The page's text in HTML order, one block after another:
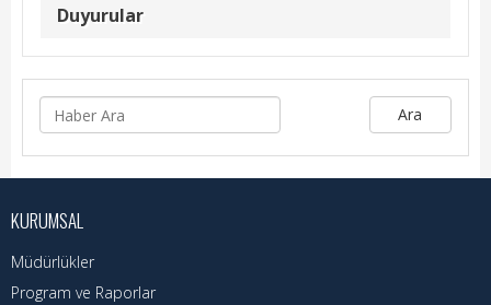
Fen İşleri
Park & Bahçe
İmar Müdürlüğü
Duyurular
Duyurular
Ara
KURUMSAL
Müdürlükler
Program ve Raporlar